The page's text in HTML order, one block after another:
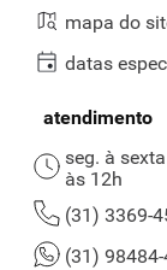
mapa do
datas
atendimento
seg. à
às 12h
(31) 3369-
(31)